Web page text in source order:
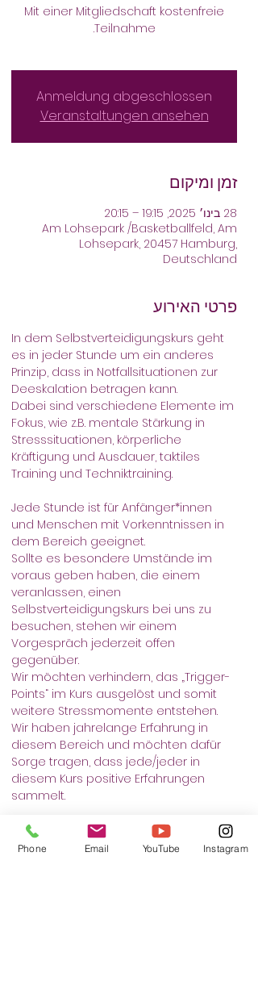
Mit einer Mitgliedschaft kostenfreie
Anmeldung abgeschlossen
Veranstaltungen ansehen
זמן ומיקום
28 בינו׳ 2025, 19:15 – 20:15
Am Lohsepark /Basketballfeld, Am
Lohsepark, 20457 Hamburg,
Deutschland
פרטי האירוע
In dem Selbstverteidigungskurs geht
es in jeder Stunde um ein anderes
Prinzip, dass in Notfallsituationen zur
Deeskalation betragen kann.
Dabei sind verschiedene Elemente im
Fokus, wie z.B. mentale Stärkung in
Stresssituationen, körperliche
Kräftigung und Ausdauer, taktiles
Training und Techniktraining.
Jede Stunde ist für Anfänger*innen
und Menschen mit Vorkenntnissen in
dem Bereich geeignet.
Sollte es besondere Umstände im
voraus geben haben, die einem
veranlassen, einen
Selbstverteidigungskurs bei uns zu
besuchen, stehen wir einem
Vorgespräch jederzeit offen
gegenüber.
Wir möchten verhindern, das „Trigger-
Points“ im Kurs ausgelöst und somit
weitere Stressmomente entstehen.
Wir haben jahrelange Erfahrung in
diesem Bereich und möchten dafür
Sorge tragen, dass jede/jeder in
diesem Kurs positive Erfahrungen
sammelt.
Treffpunkt: Lohsepark ( Basketballfeld)
Phone Email YouTube Instagram